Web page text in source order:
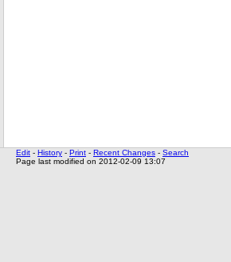
Edit - History - Print - Recent Changes - Search
Page last modified on 2012-02-09 13:07